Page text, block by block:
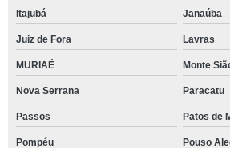
Itajubá Janaúba
Juiz de Fora Lavras
MURIAÉ Monte
Nova Serrana Paracatu
Passos Patos de
Pompéu Pouso